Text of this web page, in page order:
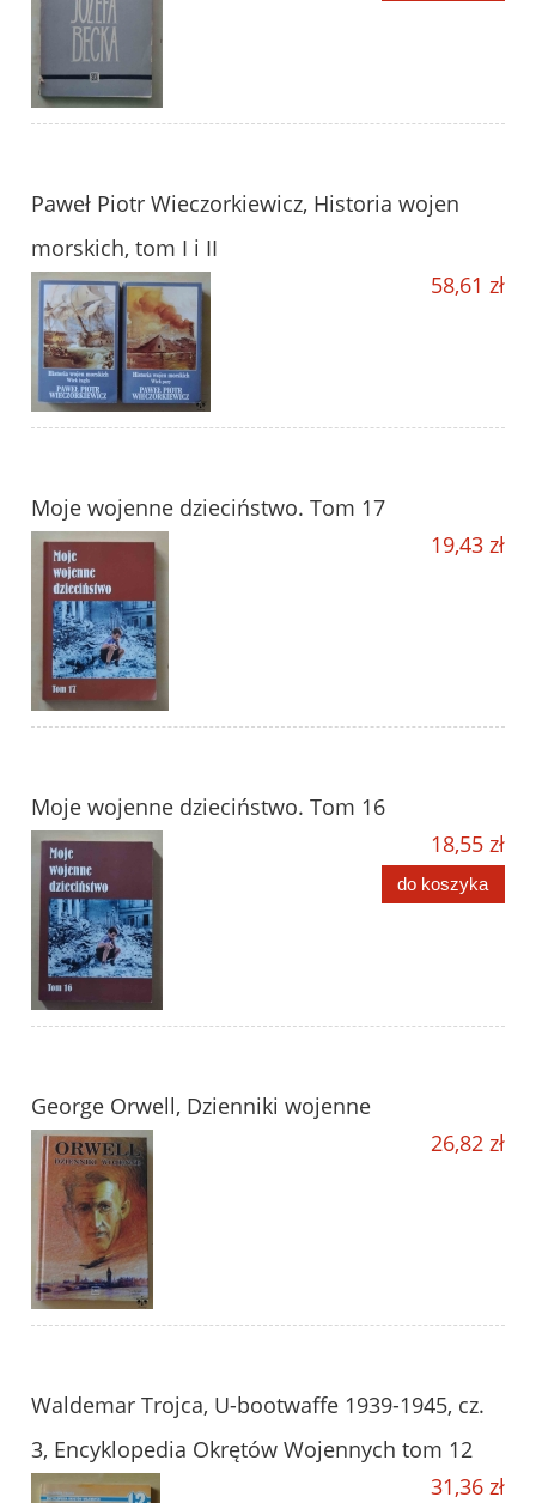
Paweł Piotr Wieczorkiewicz, Historia wojen
morskich, tom I i II
58,61 zł
Moje wojenne dzieciństwo. Tom 17
19,43 zł
Moje wojenne dzieciństwo. Tom 16
18,55 zł
do koszyka
George Orwell, Dzienniki wojenne
26,82 zł
Waldemar Trojca, U-bootwaffe 1939-1945, cz.
3, Encyklopedia Okrętów Wojennych tom 12
31,36 zł